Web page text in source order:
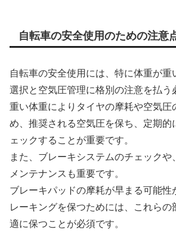
自転車の安全使用のための注意
自転車の安全使用には、特に体重が重
選択と空気圧管理に格別の注意を払う
重い体重によりタイヤの摩耗や空気圧
め、推奨される空気圧を保ち、定期的
ェックすることが重要です。
また、ブレーキシステムのチェック
メンテナンスも重要です。
ブレーキパッドの摩耗が早まる可能性
レーキングを保つためには、これらの
適に保つことが必須です。